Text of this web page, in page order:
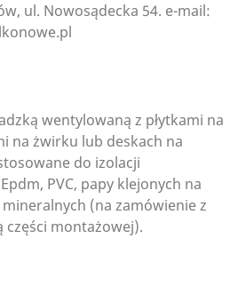
ul. Nowosądecka 54. e-mail:
wentylowaną z płytkami na
na żwirku lub deskach na
do izolacji
PVC, papy klejonych na
(na zamówienie z
montażowej).